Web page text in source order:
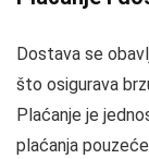
Dostava se
što osigurava
Plaćanje je
plaćanja